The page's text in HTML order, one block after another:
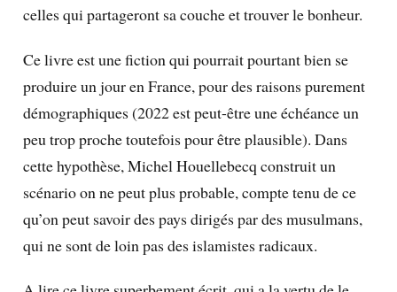
celles qui partageront sa couche et trouver le bonheur.
Ce livre est une fiction qui pourrait pourtant bien se
produire un jour en France, pour des raisons purement
démographiques (2022 est peut-être une échéance un
peu trop proche toutefois pour être plausible). Dans
cette hypothèse, Michel Houellebecq construit un
scénario on ne peut plus probable, compte tenu de ce
qu’on peut savoir des pays dirigés par des musulmans,
qui ne sont de loin pas des islamistes radicaux.